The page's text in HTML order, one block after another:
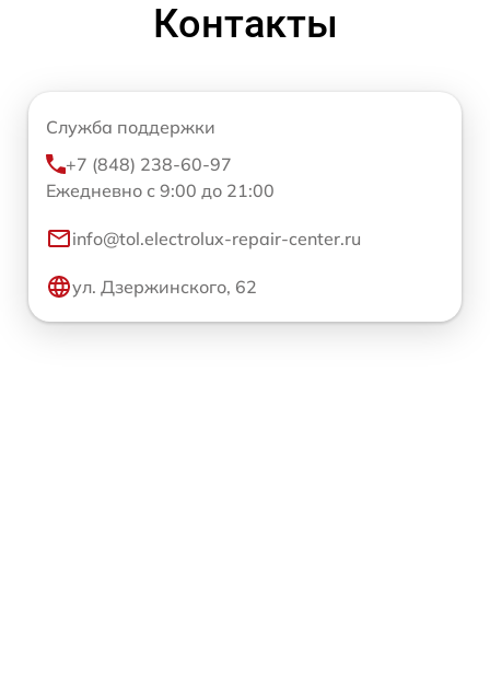
Контакты
Служба поддержки
+7 (848) 238-60-97
Ежедневно с 9:00 до 21:00
info@tol.electrolux-repair-center.ru
ул. Дзержинского, 62